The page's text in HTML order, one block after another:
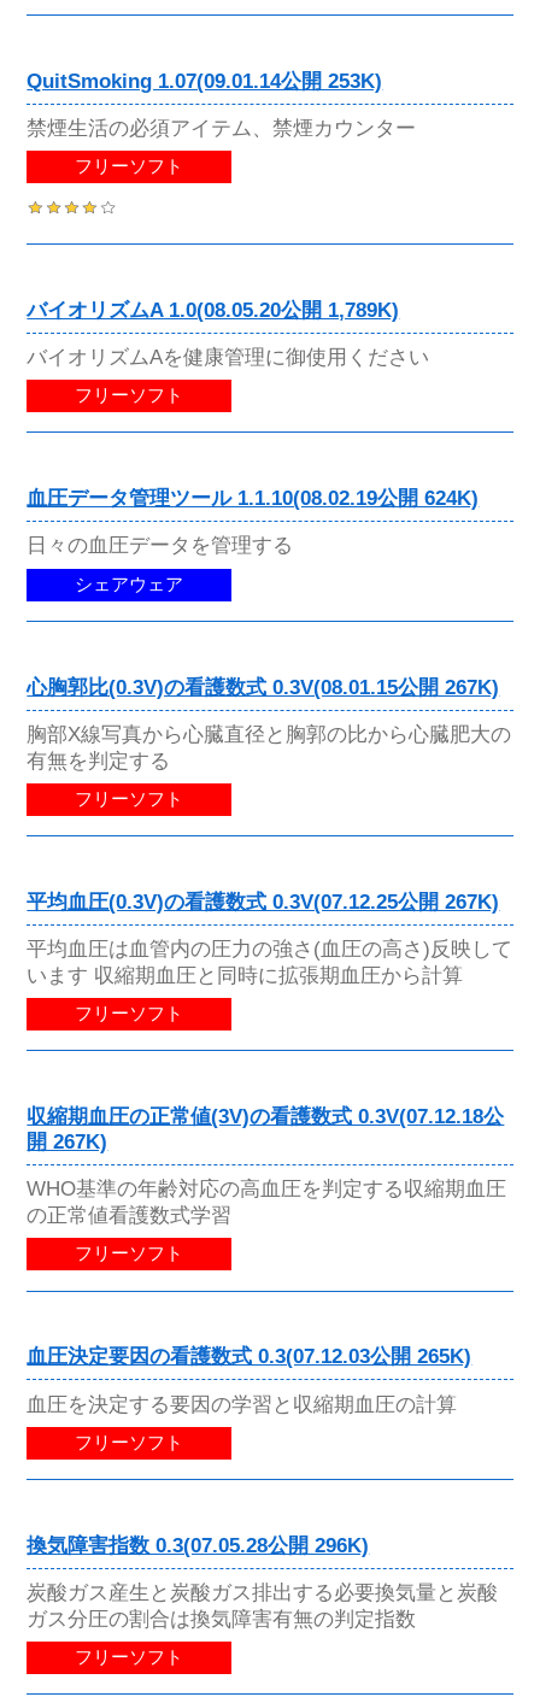
QuitSmoking 1.07(09.01.14公開 253K)
禁煙生活の必須アイテム、禁煙カウンター
フリーソフト
バイオリズムA 1.0(08.05.20公開 1,789K)
バイオリズムAを健康管理に御使用ください
フリーソフト
血圧データ管理ツール 1.1.10(08.02.19公開 624K)
日々の血圧データを管理する
シェアウェア
心胸郭比(0.3V)の看護数式 0.3V(08.01.15公開 267K)
胸部X線写真から心臓直径と胸郭の比から心臓肥大の
有無を判定する
フリーソフト
平均血圧(0.3V)の看護数式 0.3V(07.12.25公開 267K)
平均血圧は血管内の圧力の強さ(血圧の高さ)反映して
います 収縮期血圧と同時に拡張期血圧から計算
フリーソフト
収縮期血圧の正常値(3V)の看護数式 0.3V(07.12.18公
開 267K)
WHO基準の年齢対応の高血圧を判定する収縮期血圧
の正常値看護数式学習
フリーソフト
血圧決定要因の看護数式 0.3(07.12.03公開 265K)
血圧を決定する要因の学習と収縮期血圧の計算
フリーソフト
換気障害指数 0.3(07.05.28公開 296K)
炭酸ガス産生と炭酸ガス排出する必要換気量と炭酸
ガス分圧の割合は換気障害有無の判定指数
フリーソフト